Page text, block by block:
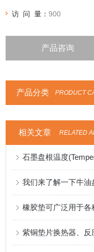
访 问 量：900
产品咨询
产品分类 PRODUCT
相关文章 RELATED
石墨盘根温度
我们来了解一下牛油
紫铜垫片换热器、